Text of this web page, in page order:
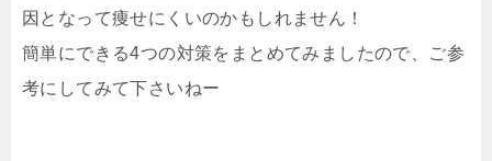
因となって痩せにくいのかもしれません！
簡単にできる4つの対策をまとめてみましたので、ご参
考にしてみて下さいねー